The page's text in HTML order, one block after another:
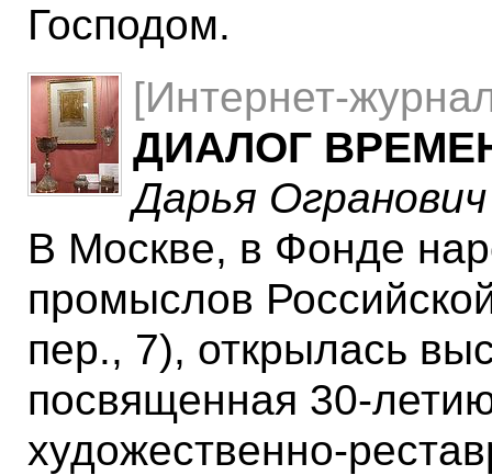
Господом.
[Интернет-
ДИАЛОГ
Дарья Огранович
В Москве, в Фонде
промыслов
пер., 7), открылась
посвященная 30-
художественно-